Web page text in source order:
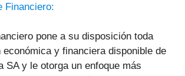
Financiero:
pone a su disposición toda
económica y financiera disponible de
SA y le otorga un enfoque más